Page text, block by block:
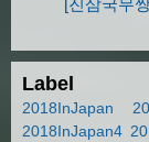
[진삼국무
Label
2018InJapan
2018InJapan4